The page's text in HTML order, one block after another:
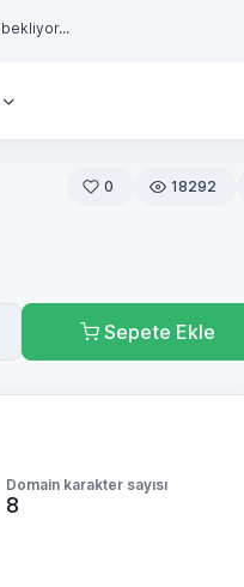
0 18292
Sepete Ekle
Domain karakter sayısı
8